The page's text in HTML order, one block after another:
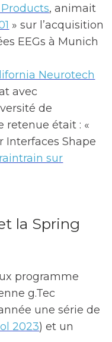
, animait
» sur l’acquisition
EEGs à Munich
Neurotech
avec
de
retenue était : «
Interfaces Shape
sur
la Spring
programme
g.Tec
une série de
2023) et un